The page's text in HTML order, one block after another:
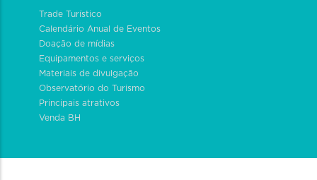
Trade Turístico
Calendário Anual de Eventos
Doação de mídias
Equipamentos e serviços
Materiais de divulgação
Observatório do Turismo
Principais atrativos
Venda BH